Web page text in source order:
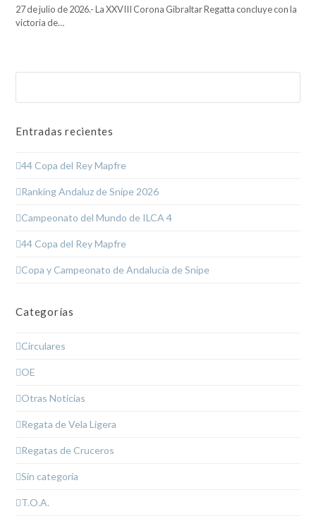
27 de julio de 2026.- La XXVIII Corona Gibraltar Regatta concluye con la
victoria de…
Entradas recientes
44 Copa del Rey Mapfre
Ranking Andaluz de Snipe 2026
Campeonato del Mundo de ILCA 4
44 Copa del Rey Mapfre
Copa y Campeonato de Andalucía de Snipe
Categorías
Circulares
OE
Otras Noticias
Regata de Vela Ligera
Regatas de Cruceros
Sin categoría
T.O.A.